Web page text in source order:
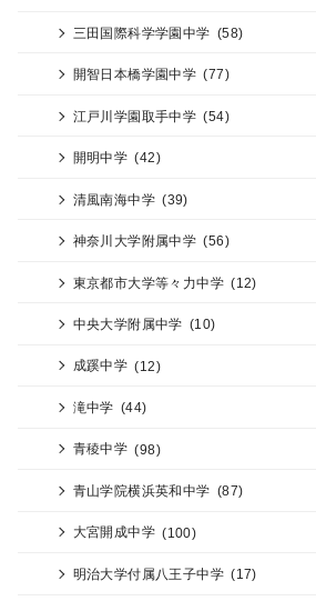
三田国際科学学園中学 (58)
開智日本橋学園中学 (77)
江戸川学園取手中学 (54)
開明中学 (42)
清風南海中学 (39)
神奈川大学附属中学 (56)
東京都市大学等々力中学 (12)
中央大学附属中学 (10)
成蹊中学 (12)
滝中学 (44)
青稜中学 (98)
青山学院横浜英和中学 (87)
大宮開成中学 (100)
明治大学付属八王子中学 (17)